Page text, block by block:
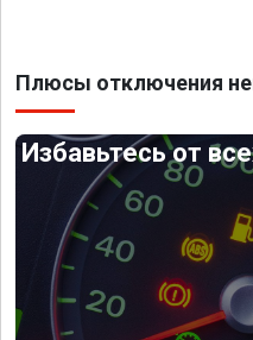
Плюсы отключения
Избавьтесь от